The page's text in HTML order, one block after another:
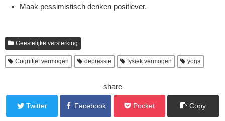
Maak pessimistisch denken positiever.
Geestelijke versterking
Cognitief vermogen depressie fysiek vermogen yoga
share
Twitter Facebook Pocket Copy